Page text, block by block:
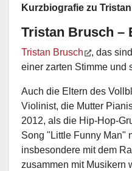
Kurzbiografie zu
Tristan Brusch –
Tristan Brusch
, das
einer zarten Stimme und
Auch die Eltern des
Violinist, die Mutter
2012, als die Hip-Hop-
Song "Little Funny Man"
insbesondere mit dem
zusammen mit Musikern